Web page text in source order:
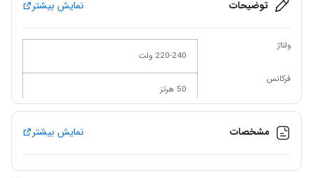
توضیحات نمایش بیشتر
ولتاژ
220-240 ولت
فرکانس
50 هرتز
قدرت
16000-31000 دور در دقیقه
مشخصات نمایش بیشتر